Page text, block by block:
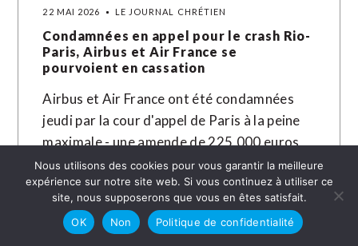
22 MAI 2026 LE JOURNAL CHRÉTIEN
Condamnées en appel pour le crash Rio-
Paris, Airbus et Air France se
pourvoient en cassation
Airbus et Air France ont été condamnées
jeudi par la cour d'appel de Paris à la peine
maximale - une amende de 225.000 euros
chacune…
LIRE LA SUITE →
Nous utilisons des cookies pour vous garantir la meilleure
expérience sur notre site web. Si vous continuez à utiliser ce
site, nous supposerons que vous en êtes satisfait.
OK
Non Politique de confidentialité